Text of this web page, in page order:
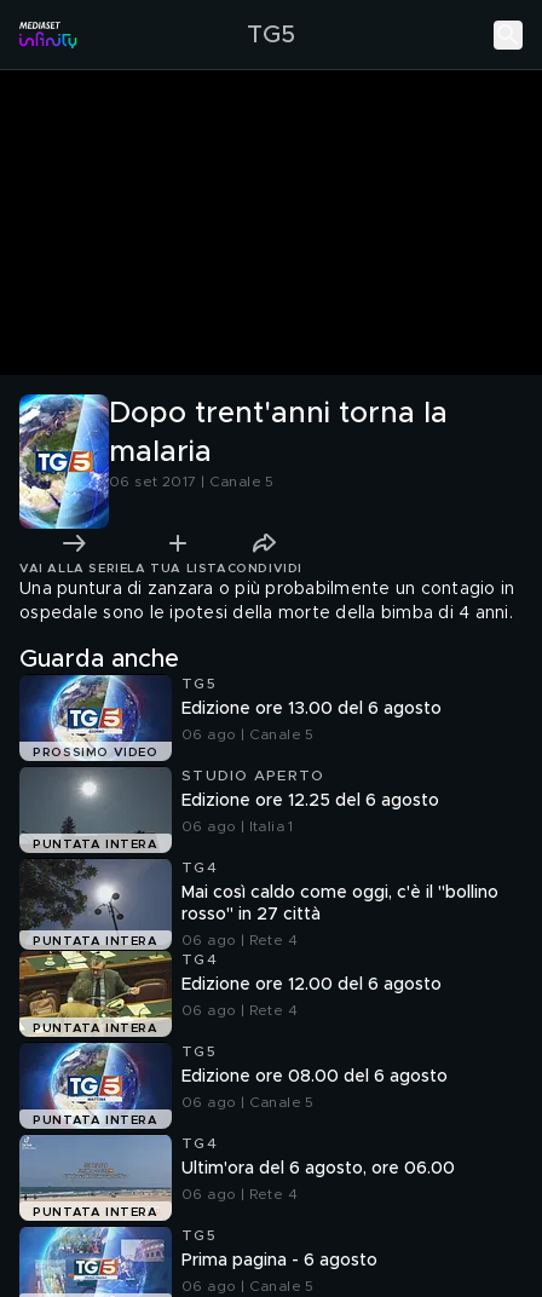
TG5
Dopo trent'anni torna la
malaria
06 set 2017 | Canale 5
VAI ALLA SERIE LA TUA LISTA CONDIVIDI
Una puntura di zanzara o più probabilmente un contagio in
ospedale sono le ipotesi della morte della bimba di 4 anni.
Guarda anche
PROSSIMO VIDEO
TG5
Edizione ore 13.00 del 6 agosto
06 ago | Canale 5
PUNTATA INTERA
STUDIO APERTO
Edizione ore 12.25 del 6 agosto
06 ago | Italia 1
PUNTATA INTERA
TG4
Mai così caldo come oggi, c'è il "bollino
rosso" in 27 città
06 ago | Rete 4
PUNTATA INTERA
TG4
Edizione ore 12.00 del 6 agosto
06 ago | Rete 4
PUNTATA INTERA
TG5
Edizione ore 08.00 del 6 agosto
06 ago | Canale 5
PUNTATA INTERA
TG4
Ultim'ora del 6 agosto, ore 06.00
06 ago | Rete 4
TG5
Prima pagina - 6 agosto
06 ago | Canale 5